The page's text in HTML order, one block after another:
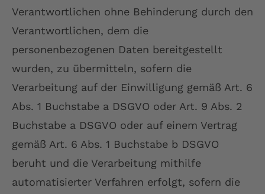
Verantwortlichen ohne Behinderung durch den
Verantwortlichen, dem die
personenbezogenen Daten bereitgestellt
wurden, zu übermitteln, sofern die
Verarbeitung auf der Einwilligung gemäß Art. 6
Abs. 1 Buchstabe a DSGVO oder Art. 9 Abs. 2
Buchstabe a DSGVO oder auf einem Vertrag
gemäß Art. 6 Abs. 1 Buchstabe b DSGVO
beruht und die Verarbeitung mithilfe
automatisierter Verfahren erfolgt, sofern die